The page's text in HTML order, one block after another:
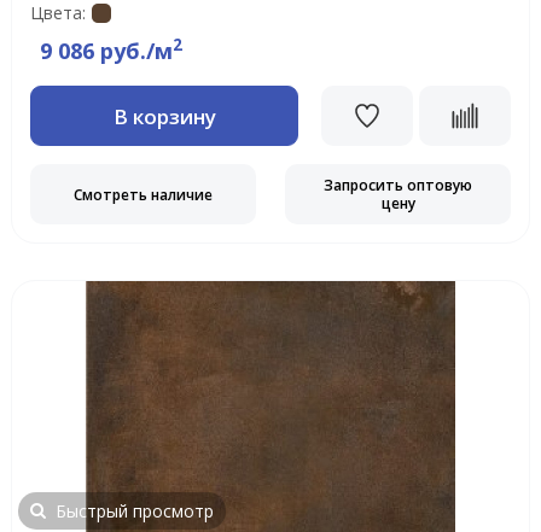
Цвета:
9 086 руб./м2
В корзину
Смотреть наличие
Запросить оптовую
цену
Быстрый просмотр